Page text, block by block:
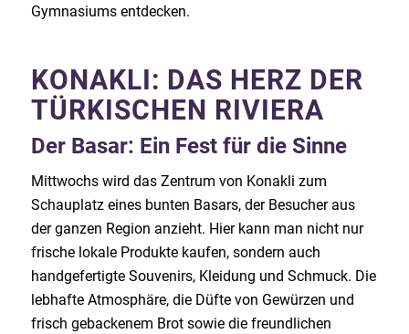
Gymnasiums entdecken.
KONAKLI: DAS HERZ DER
TÜRKISCHEN RIVIERA
Der Basar: Ein Fest für die Sinne
Mittwochs wird das Zentrum von Konakli zum
Schauplatz eines bunten Basars, der Besucher aus
der ganzen Region anzieht. Hier kann man nicht nur
frische lokale Produkte kaufen, sondern auch
handgefertigte Souvenirs, Kleidung und Schmuck. Die
lebhafte Atmosphäre, die Düfte von Gewürzen und
frisch gebackenem Brot sowie die freundlichen